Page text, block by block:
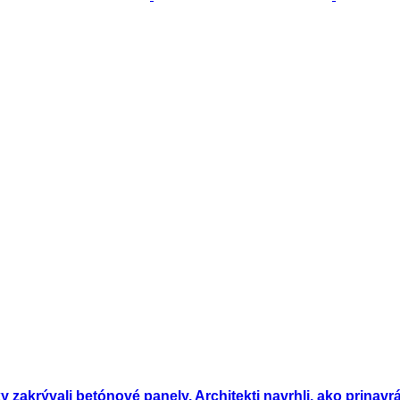
betónové panely. Architekti navrhli, ako